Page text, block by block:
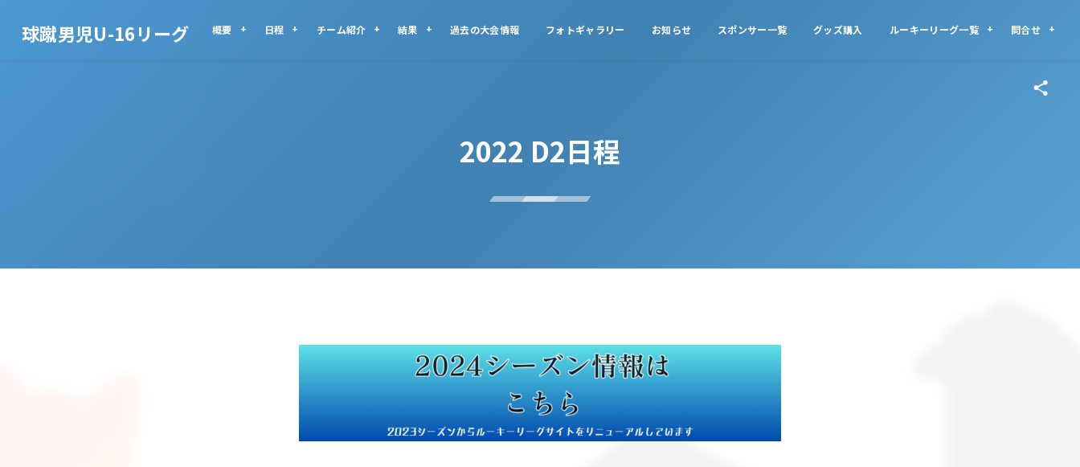
球蹴男児U-16リーグ 概要 日程 チーム紹介 結果 過去の大会情報 フォトギャラリー お知らせ スポンサー一覧 グッズ購入 ルーキーリーグ一覧 問合せ
2022 D2日程